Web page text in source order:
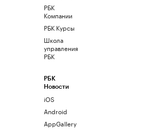
РБК
Компании
РБК Курсы
Школа
управления
РБК
РБК
Новости
iOS
Android
AppGallery